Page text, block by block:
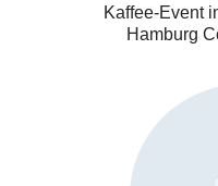
Kaffee-Event
Hamburg